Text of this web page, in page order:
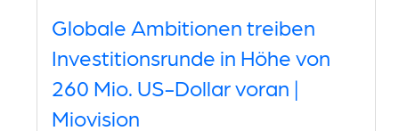
Globale Ambitionen treiben
Investitionsrunde in Höhe von
260 Mio. US-Dollar voran |
Miovision